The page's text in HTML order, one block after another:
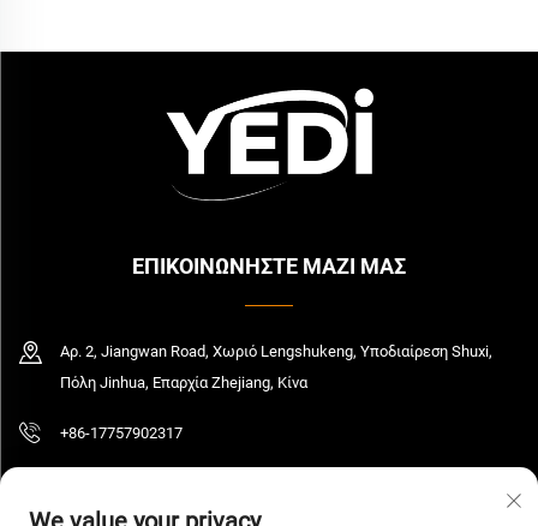
ΕΠΙΚΟΙΝΩΝΗΣΤΕ ΜΑΖΙ ΜΑΣ
Αρ. 2, Jiangwan Road, Χωριό Lengshukeng, Υποδιαίρεση Shuxi,
Πόλη Jinhua, Επαρχία Zhejiang, Κίνα
+86-17757902317